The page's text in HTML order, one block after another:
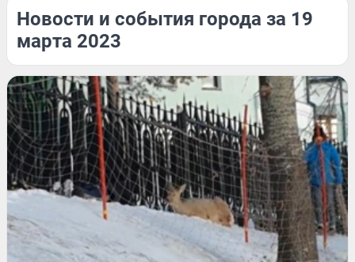
Новости и события города за 19
марта 2023